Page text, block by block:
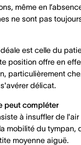
même en
ne sont pas
est celle du
position offre en
particulièrement
délicat.
peut compléter
à insuffler de l'air
mobilité du tympan,
moyenne aiguë.